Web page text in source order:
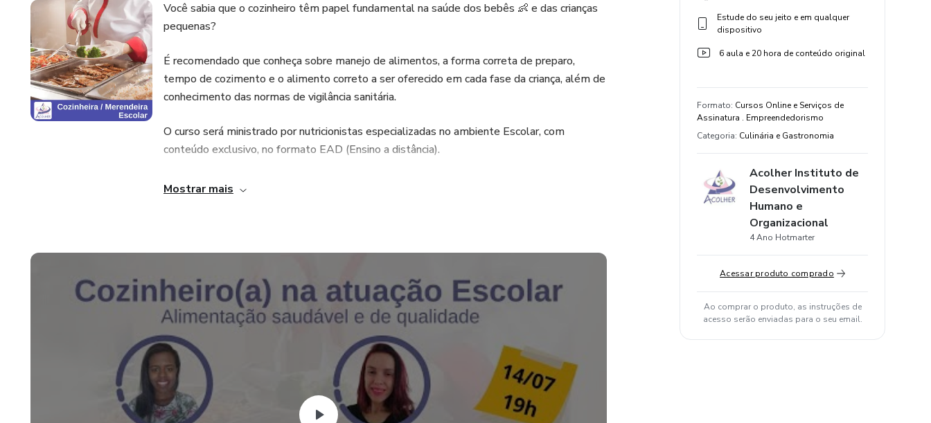
Você sabia que o cozinheiro têm papel fundamental na saúde dos bebês 👶 e das crianças
pequenas?
É recomendado que conheça sobre manejo de alimentos, a forma correta de preparo,
tempo de cozimento e o alimento correto a ser oferecido em cada fase da criança, além de
conhecimento das normas de vigilância sanitária.
O curso será ministrado por nutricionistas especializadas no ambiente Escolar, com
conteúdo exclusivo, no formato EAD (Ensino a distância).
A Carga horária : 20 horas
Mostrar mais
Estude do seu jeito e em qualquer
dispositivo
6 aula e 20 hora de conteúdo original
Formato: Cursos Online e Serviços de
Assinatura . Empreendedorismo
Categoria: Culinária e Gastronomia
Acolher Instituto de
Desenvolvimento
Humano e
Organizacional
4 Ano Hotmarter
Acessar produto comprado
Ao comprar o produto, as instruções de
acesso serão enviadas para o seu email.